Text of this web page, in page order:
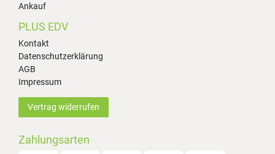
Ankauf
PLUS EDV
Kontakt
Datenschutzerklärung
AGB
Impressum
Vertrag widerrufen
Zahlungsarten